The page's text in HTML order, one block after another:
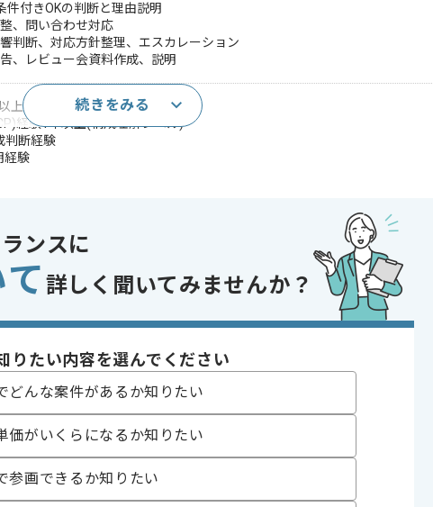
件付きOKの判断と理由説明
、問い合わせ対応
判断、対応方針整理、エスカレーション
、レビュー会資料作成、説明
上
経験1年以上(構成理解レベル)
判断経験
経験
ちであれば申し込み可能なケースもございます！まずはお気軽にご相談ください！
Cloud Platform , AWS
作業が発生しますが、その後フルリモートを想定しております。
続きをみる
ンスに
詳しく聞いてみませんか？
りたい内容を選んでください
どんな案件があるか知りたい
価がいくらになるか知りたい
参画できるか知りたい